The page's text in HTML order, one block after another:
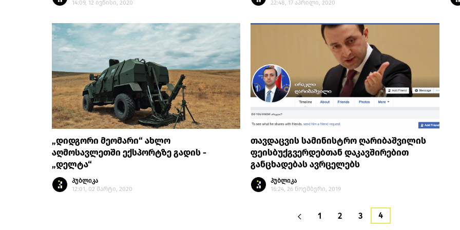
14:09, 12 ივნისი, 2020
22:48, 17 აპრილი, 2020
„დიდგორი მეომარი“ ახლო
აღმოსავლეთში ექსპორტზე გადის -
„დელტა“
პუბლიკა
12:01, 02 მარტი, 2020
თავდაცვის სამინისტრო ღარიბაშვილის
ფეისბუქგვერდებთან დაკავშირებით
განცხადებას ავრცელებს
პუბლიკა
16:24, 26 ნოემბერი, 2019
1 2 3 4